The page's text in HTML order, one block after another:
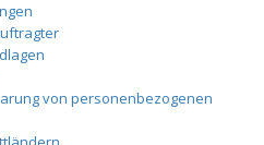
von personenbezogenen